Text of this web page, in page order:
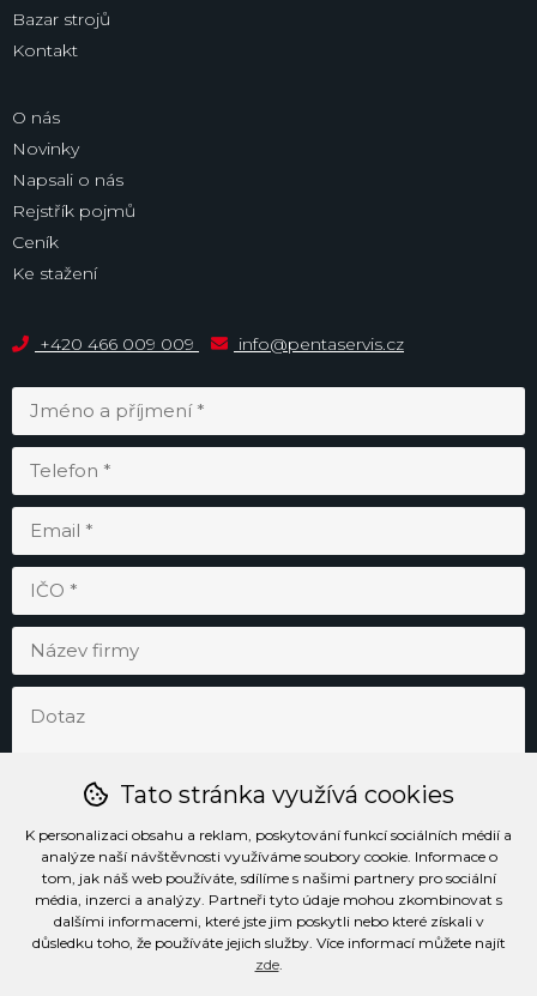
Bazar strojů
Kontakt
O nás
Novinky
Napsali o nás
Rejstřík pojmů
Ceník
Ke stažení
+420 466 009 009 info@pentaservis.cz
Odesláním souhlasím se zpracováním osobních údajů
Tato stránka využívá cookies
K personalizaci obsahu a reklam, poskytování funkcí sociálních médií a
analýze naší návštěvnosti využíváme soubory cookie. Informace o
tom, jak náš web používáte, sdílíme s našimi partnery pro sociální
média, inzerci a analýzy. Partneři tyto údaje mohou zkombinovat s
dalšími informacemi, které jste jim poskytli nebo které získali v
důsledku toho, že používáte jejich služby. Více informací můžete najít
zde.